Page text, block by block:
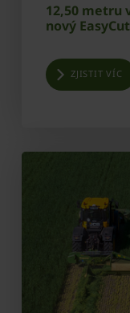
12,50 metru
nový
ZJISTIT VÍC